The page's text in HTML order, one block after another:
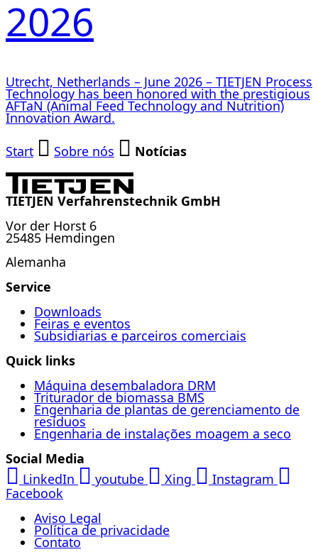
2026
Utrecht, Netherlands – June 2026 – TIETJEN Process
Technology has been honored with the prestigious
AFTaN (Animal Feed Technology and Nutrition)
Innovation Award.
Start
Sobre nós Notícias
TIETJEN Verfahrenstechnik GmbH
Vor der Horst 6
25485 Hemdingen
Alemanha
Service
Downloads
Feiras e eventos
Subsidiarias e parceiros comerciais
Quick links
Máquina desembaladora DRM
Triturador de biomassa BMS
Engenharia de plantas de gerenciamento de
resíduos
Engenharia de instalações moagem a seco
Social Media
LinkedIn
youtube Xing
Instagram
Facebook
Aviso Legal
Política de privacidade
Contato